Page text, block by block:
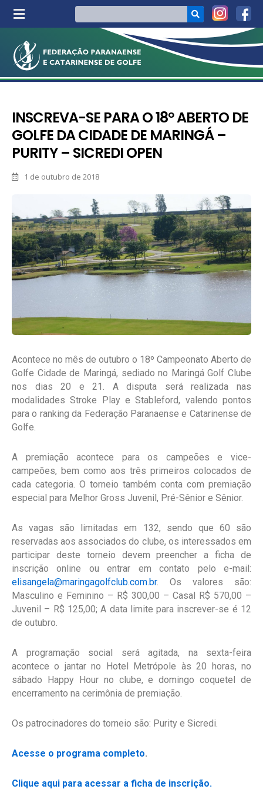
INSCREVA-SE PARA O 18º ABERTO DE
GOLFE DA CIDADE DE MARINGÁ –
PURITY – SICREDI OPEN
1 de outubro de 2018
Acontece no mês de outubro o 18º Campeonato Aberto de
Golfe Cidade de Maringá, sediado no Maringá Golf Clube
nos dias 20 e 21. A disputa será realizada nas
modalidades Stroke Play e Stableford, valendo pontos
para o ranking da Federação Paranaense e Catarinense de
Golfe.
A premiação acontece para os campeões e vice-
campeões, bem como aos três primeiros colocados de
cada categoria. O torneio também conta com premiação
especial para Melhor Gross Juvenil, Pré-Sênior e Sênior.
As vagas são limitadas em 132, sendo que 60 são
reservadas aos associados do clube, os interessados em
participar deste torneio devem preencher a ficha de
inscrição online ou entrar em contato pelo e-mail:
elisangela@maringagolfclub.com.br. Os valores são:
Masculino e Feminino – R$ 300,00 – Casal R$ 570,00 –
Juvenil – R$ 125,00; A data limite para inscrever-se é 12
de outubro.
A programação social será agitada, na sexta-feira
acontece o jantar no Hotel Metrópole às 20 horas, no
sábado Happy Hour no clube, e domingo coquetel de
encerramento na cerimônia de premiação.
Os patrocinadores do torneio são: Purity e Sicredi.
Acesse o programa completo.
Clique aqui para acessar a ficha de inscrição.